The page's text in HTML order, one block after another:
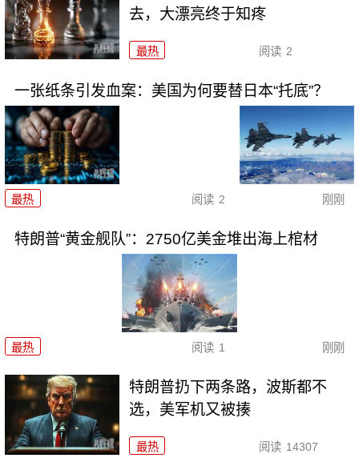
去，大漂亮终于知疼
最热 阅读 2
一张纸条引发血案：美国为何要替日本“托底”？
最热 阅读 2 刚刚
特朗普“黄金舰队”：2750亿美金堆出海上棺材
最热 阅读 1 刚刚
特朗普扔下两条路，波斯都不
选，美军机又被揍
最热 阅读 14307